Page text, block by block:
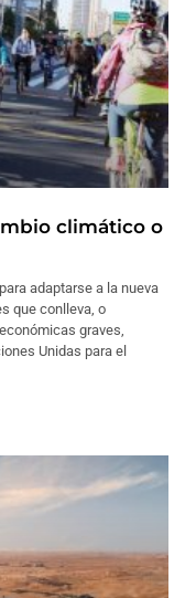
climático o
adaptarse a la nueva
que conlleva, o
graves,
Unidas para el